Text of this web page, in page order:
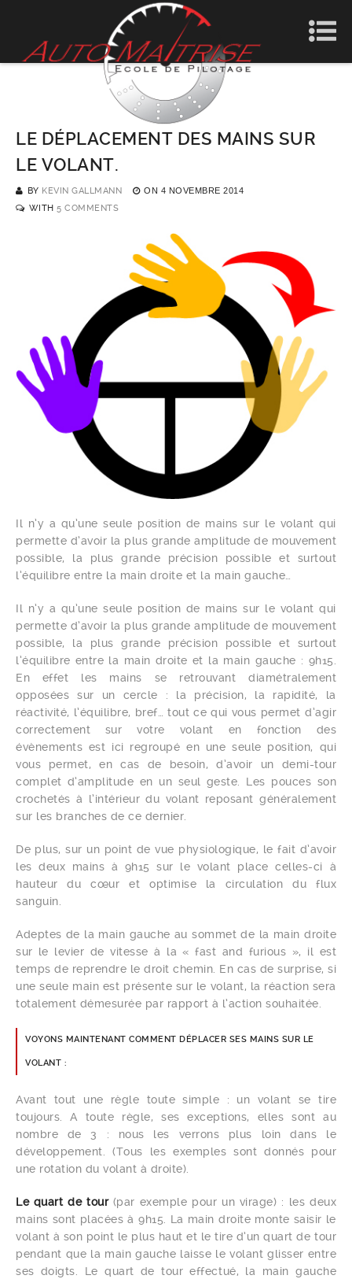
LE DÉPLACEMENT DES MAINS SUR
LE VOLANT.
BY KEVIN GALLMANN ON 4 NOVEMBRE 2014
WITH 5 COMMENTS
Il n’y a qu’une seule position de mains sur le volant qui
permette d’avoir la plus grande amplitude de mouvement
possible, la plus grande précision possible et surtout
l’équilibre entre la main droite et la main gauche…
Il n’y a qu’une seule position de mains sur le volant qui
permette d’avoir la plus grande amplitude de mouvement
possible, la plus grande précision possible et surtout
l’équilibre entre la main droite et la main gauche : 9h15.
En effet les mains se retrouvant diamétralement
opposées sur un cercle : la précision, la rapidité, la
réactivité, l’équilibre, bref… tout ce qui vous permet d’agir
correctement sur votre volant en fonction des
évènements est ici regroupé en une seule position, qui
vous permet, en cas de besoin, d’avoir un demi-tour
complet d’amplitude en un seul geste. Les pouces son
crochetés à l’intérieur du volant reposant généralement
sur les branches de ce dernier.
De plus, sur un point de vue physiologique, le fait d’avoir
les deux mains à 9h15 sur le volant place celles-ci à
hauteur du cœur et optimise la circulation du flux
sanguin.
Adeptes de la main gauche au sommet de la main droite
sur le levier de vitesse à la « fast and furious », il est
temps de reprendre le droit chemin. En cas de surprise, si
une seule main est présente sur le volant, la réaction sera
totalement démesurée par rapport à l’action souhaitée.
VOYONS MAINTENANT COMMENT DÉPLACER SES MAINS SUR LE
VOLANT :
Avant tout une règle toute simple : un volant se tire
toujours. A toute règle, ses exceptions, elles sont au
nombre de 3 : nous les verrons plus loin dans le
développement. (Tous les exemples sont donnés pour
une rotation du volant à droite).
Le quart de tour(par exemple pour un virage) : les deux
mains sont placées à 9h15. La main droite monte saisir le
volant à son point le plus haut et le tire d’un quart de tour
pendant que la main gauche laisse le volant glisser entre
ses doigts. Le quart de tour effectué, la main gauche